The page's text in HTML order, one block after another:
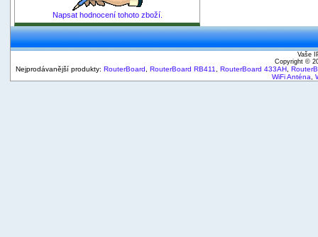
Napsat hodnocení tohoto zboží.
Vaše
Copyright ©
Nejprodávanější produkty: RouterBoard RouterBoard RB411 RouterBoard 433AH
WiFi Anténa